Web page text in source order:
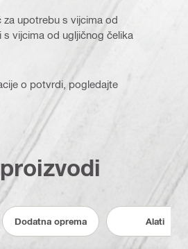
za upotrebu s vijcima od
s vijcima od ugljičnog čelika
o potvrdi, pogledajte
Dodatna oprema Alati